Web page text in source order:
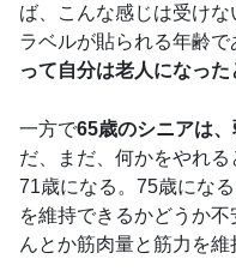
ば、こんな感じは受け
ラベルが貼られる年齢で
って自分は老人になった
一方で65歳のシニアは
だ、まだ、何かをやれ
71歳になる。75歳にな
を維持できるかどうか
んとか筋肉量と筋力を維